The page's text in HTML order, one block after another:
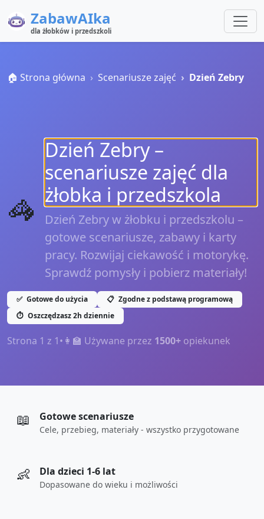
ZabawAIka
dla żłobków i przedszkoli
🏠 Strona główna Scenariusze zajęć Dzień Zebry
🦓
Dzień Zebry –
scenariusze zajęć dla
żłobka i przedszkola
Dzień Zebry w żłobku i przedszkolu –
gotowe scenariusze, zabawy i karty
pracy. Rozwijaj ciekawość i motorykę.
Sprawdź pomysły i pobierz materiały!
✅ Gotowe do użycia 📋 Zgodne z podstawą programową
⏱️ Oszczędzasz 2h dziennie
Strona 1 z 1• 👩‍🏫 Używane przez 1500+ opiekunek
📖 Gotowe scenariusze
Cele, przebieg, materiały - wszystko przygotowane
👶 Dla dzieci 1-6 lat
Dopasowane do wieku i możliwości